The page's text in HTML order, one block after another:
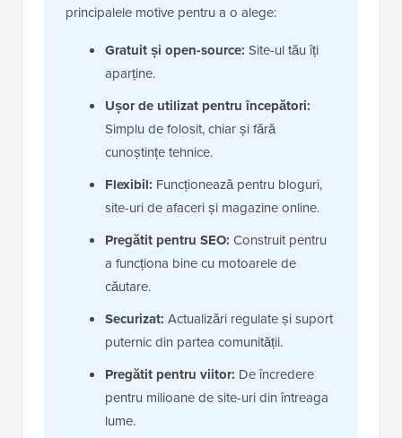
principalele motive pentru a o alege:
Gratuit și open-source: Site-ul tău îți
aparține.
Ușor de utilizat pentru începători:
Simplu de folosit, chiar și fără
cunoștințe tehnice.
Flexibil: Funcționează pentru bloguri,
site-uri de afaceri și magazine online.
Pregătit pentru SEO: Construit pentru
a funcționa bine cu motoarele de
căutare.
Securizat: Actualizări regulate și suport
puternic din partea comunității.
Pregătit pentru viitor: De încredere
pentru milioane de site-uri din întreaga
lume.